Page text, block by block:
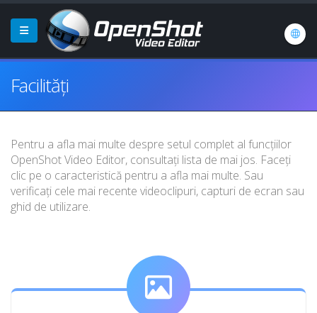
Facilități
Pentru a afla mai multe despre setul complet al funcțiilor
OpenShot Video Editor, consultați lista de mai jos. Faceți
clic pe o caracteristică pentru a afla mai multe. Sau
verificați cele mai recente videoclipuri, capturi de ecran sau
ghid de utilizare.